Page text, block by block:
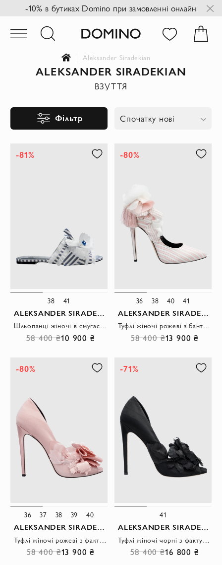
-10% в бутиках Domino при замовленні онлайн
Aleksander Siradekian
ALEKSANDER SIRADEKIAN
ВЗУТТЯ
Фільтр Спочатку нові
-81%
38 41
ALEKSANDER SIRADEKIAN
Шльопанці жіночі в смугастий візерунок та з квітами сині
58 400 ₴10 900 ₴
-80%
36 38 40 41
ALEKSANDER SIRADEKIAN
Туфлі жіночі рожеві з бантом та китицею
58 400 ₴13 900 ₴
-80%
36 37 38 39 40
ALEKSANDER SIRADEKIAN
58 400 ₴13 900 ₴
-71%
41
ALEKSANDER SIRADEKIAN
58 400 ₴16 800 ₴